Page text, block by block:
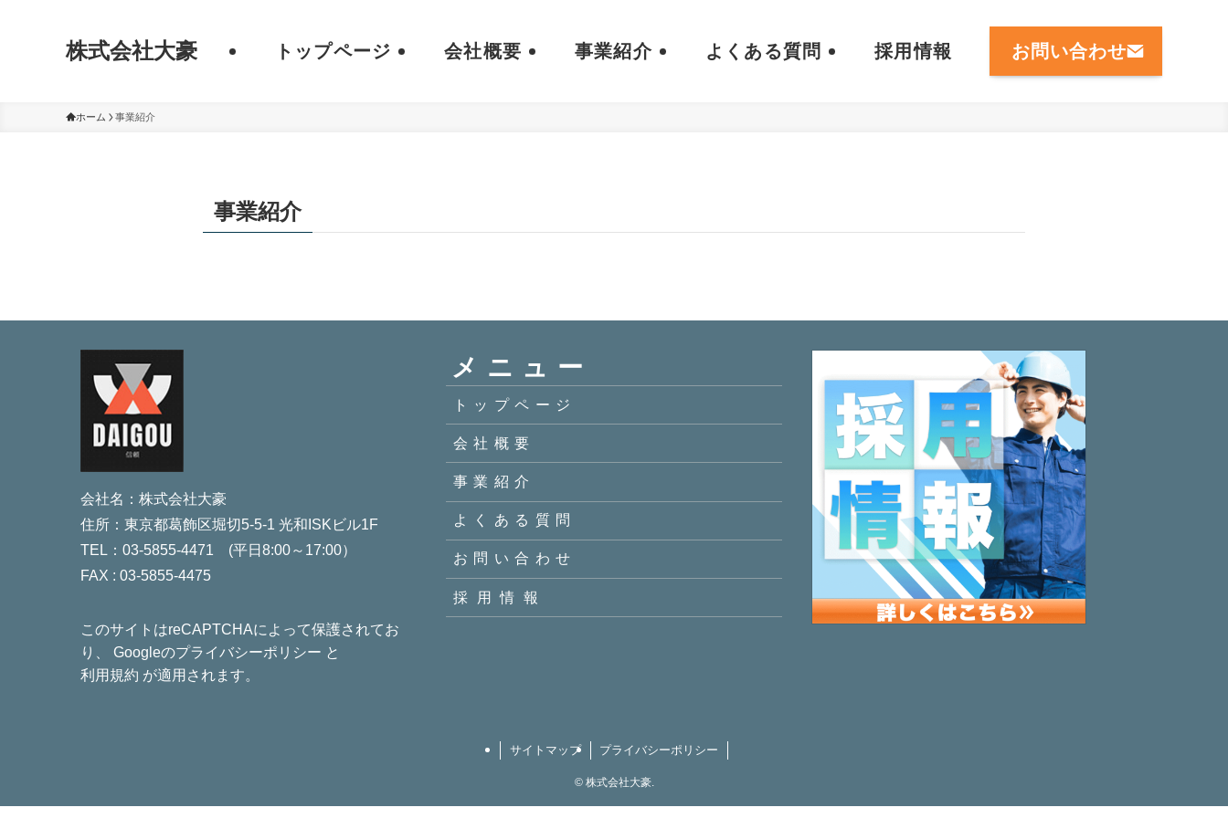
株式会社大豪 トップページ 会社概要 事業紹介 よくある質問 採用情報 お問い合わせ
ホーム 事業紹介
事業紹介
会社名：株式会社大豪
住所：東京都葛飾区堀切5-5-1 光和ISKビル1F
TEL：03-5855-4471 (平日8:00～17:00）
FAX : 03-5855-4475
このサイトはreCAPTCHAによって保護されてお
り、 Googleのプライバシーポリシー と
利用規約 が適用されます。
メニュー
トップページ
会社概要
事業紹介
よくある質問
お問い合わせ
採用情報
サイトマップ プライバシーポリシー
©株式会社大豪.